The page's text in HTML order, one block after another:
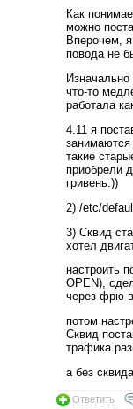
Как
можно
Вперочем,
повода не
что-то
работала
4.11 я
занимаются
такие
приобрели
гривень:))
2) /etc/
3) Сквид
хотел
настроить
OPEN),
через фрю
потом
Сквид
трафика
а без
Ответить